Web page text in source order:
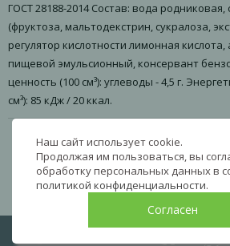
ГОСТ 28188-2014 Состав: вода родниковая,
(фруктоза, мальтодекстрин, сукралоза,
регулятор кислотности лимонная
пищевой эмульсионный, консервант
ценность (100 см³): углеводы - 4,5 г.
см³): 85 кДж / 20 ккал.
Наш сайт использует cookie.
Продолжая им пользоваться, вы
обработку персональных данных в
политикой конфиденциальности.
Согласен